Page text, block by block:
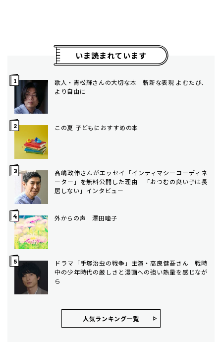
いま読まれています
歌人・青松輝さんの大切な本 斬新な表現 よむたび、
より自由に
この夏 子どもにおすすめの本
髙嶋政伸さんがエッセイ「インティマシーコーディネ
ーター」を無料公開した理由 「おつむの良い子は長
居しない」インタビュー
外からの声 澤田瞳子
ドラマ「手塚治虫の戦争」主演・高良健吾さん 戦時
中の少年時代の厳しさと漫画への強い熱量を感じなが
ら
人気ランキング⼀覧